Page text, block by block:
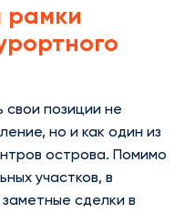
рамки
позиции не
но и как один из
острова. Помимо
участков, в
сделки в